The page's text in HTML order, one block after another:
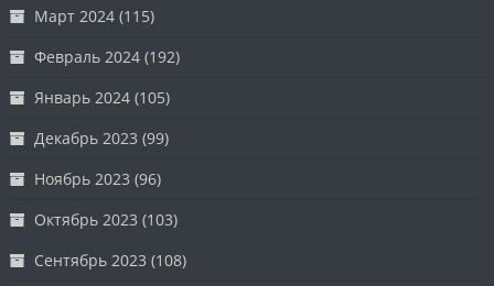
Март 2024 (115)
Февраль 2024 (192)
Январь 2024 (105)
Декабрь 2023 (99)
Ноябрь 2023 (96)
Октябрь 2023 (103)
Сентябрь 2023 (108)